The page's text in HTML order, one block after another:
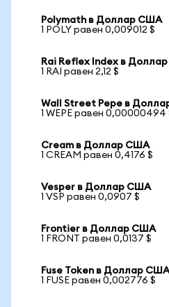
Polymath в Доллар США
1 POLY равен 0,009012 $
Rai Reflex Index в
1 RAI равен 2,12 $
Wall Street Pepe в
1 WEPE равен 0,00000494
Cream в Доллар США
1 CREAM равен 0,4176 $
Vesper в Доллар США
1 VSP равен 0,0907 $
Frontier в Доллар США
1 FRONT равен 0,0137 $
Fuse Token в Доллар США
1 FUSE равен 0,002776 $